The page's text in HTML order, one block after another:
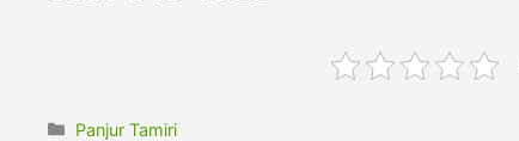
Kategoriler
Panjur Tamiri